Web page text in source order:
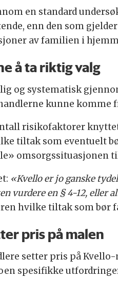
en standard
enn den som
av familien i
å ta riktig valg
og systematisk
kunne
risikofaktorer
tiltak som eventuelt
omsorgssituasjonen
«Kvello er jo ganske
vurdere en § 4-12, eller
hvilke tiltak som bør
pris på malen
setter pris på
spesifikke